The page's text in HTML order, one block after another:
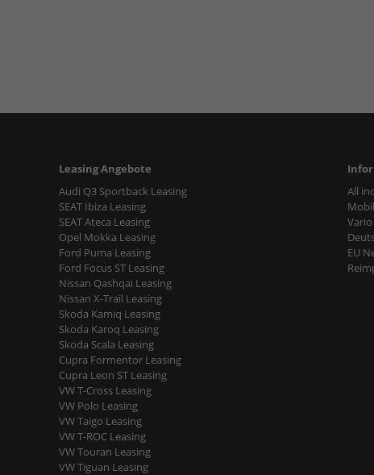
Leasing Angebote
Audi Q3 Sportback Leasing
SEAT Ibiza Leasing
SEAT Ateca Leasing
Opel Mokka Leasing
Ford Puma Leasing
Ford Focus ST Leasing
Nissan Qashqai Leasing
Nissan X-Trail Leasing
Skoda Kamiq Leasing
Skoda Karoq Leasing
Skoda Scala Leasing
Cupra Formentor Leasing
Cupra Leon ST Leasing
VW T-Cross Leasing
VW Polo Leasing
VW Taigo Leasing
VW T-ROC Leasing
VW Touran Leasing
VW Tiguan Leasing
All
EU